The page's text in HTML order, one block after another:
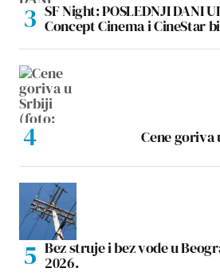
SF Night: POSLEDNJI DANI
Concept Cinema i CineStar
Cene goriva
Bez struje i bez vode u
2026.